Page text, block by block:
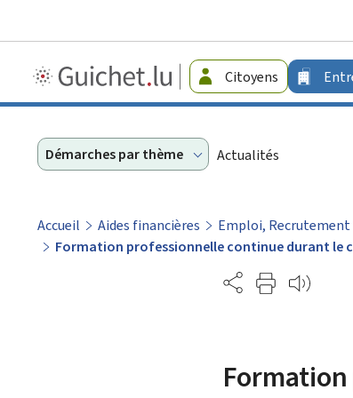
Guichet.lu
-
Citoyens
Démarches par thème Actualités
Accueil Aides financières Emploi,
Formation professionnelle continue durant le
Partage